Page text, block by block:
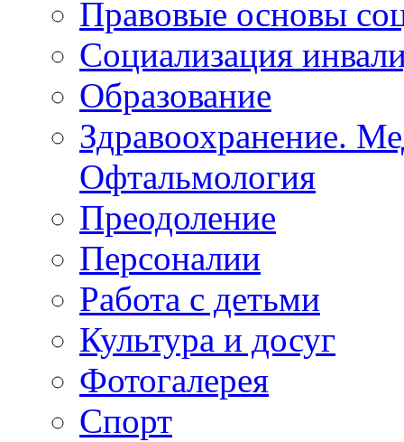
Правовые основы
Социализация
Образование
Здравоохранение.
Офтальмология
Преодоление
Персоналии
Работа с детьми
Культура и досуг
Фотогалерея
Спорт